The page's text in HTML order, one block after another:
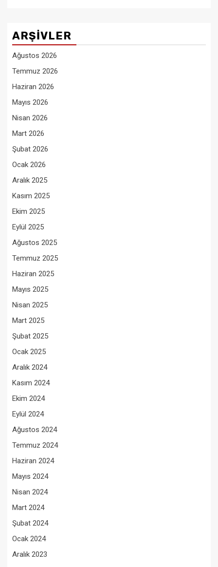
ARŞIVLER
Ağustos 2026
Temmuz 2026
Haziran 2026
Mayıs 2026
Nisan 2026
Mart 2026
Şubat 2026
Ocak 2026
Aralık 2025
Kasım 2025
Ekim 2025
Eylül 2025
Ağustos 2025
Temmuz 2025
Haziran 2025
Mayıs 2025
Nisan 2025
Mart 2025
Şubat 2025
Ocak 2025
Aralık 2024
Kasım 2024
Ekim 2024
Eylül 2024
Ağustos 2024
Temmuz 2024
Haziran 2024
Mayıs 2024
Nisan 2024
Mart 2024
Şubat 2024
Ocak 2024
Aralık 2023